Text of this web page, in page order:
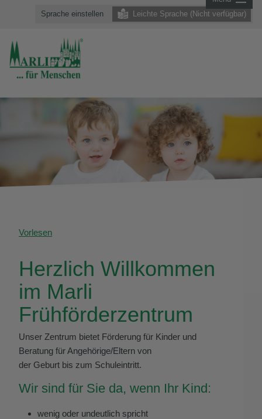
Sprache einstellen Leichte Sprache (Nicht verfügbar)
Vorlesen
Herzlich Willkommen
im Marli
Frühförderzentrum
Unser Zentrum bietet Förderung für Kinder und
Beratung für Angehörige/Eltern von
der Geburt bis zum Schuleintritt.
Wir sind für Sie da, wenn Ihr Kind:
wenig oder undeutlich spricht